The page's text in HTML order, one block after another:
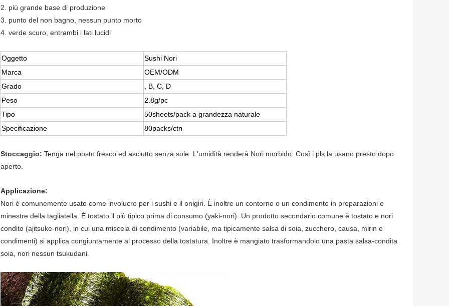
2. più grande base di produzione
3. punto del non bagno, nessun punto morto
4. verde scuro, entrambi i lati lucidi
Oggetto
Sushi Nori
Marca
OEM/ODM
Grado
, B, C, D
Peso
2.8g/pc
Tipo
50sheets/pack a grandezza naturale
Specificazione
80packs/ctn
Stoccaggio: Tenga nel posto fresco ed asciutto senza sole. L'umidità renderà Nori morbido. Così i pls la usano presto dopo
aperto.
Applicazione:
Nori è comunemente usato come involucro per i sushi e il onigiri. È inoltre un contorno o un condimento in preparazioni e
minestre della tagliatella. È tostato il più tipico prima di consumo (yaki-nori). Un prodotto secondario comune è tostato e nori
condito (ajitsuke-nori), in cui una miscela di condimento (variabile, ma tipicamente salsa di soia, zucchero, causa, mirin e
condimenti) si applica congiuntamente al processo della tostatura. Inoltre è mangiato trasformandolo una pasta salsa-condita
soia, nori nessun tsukudani.